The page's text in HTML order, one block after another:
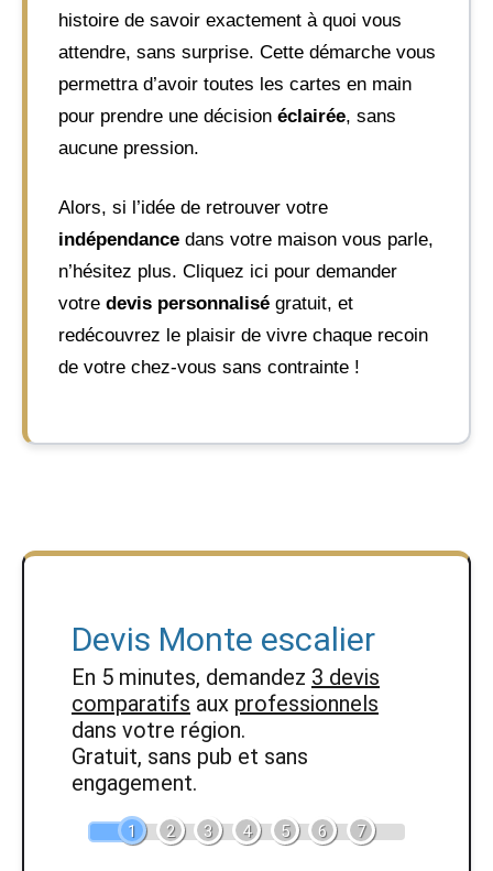
histoire de savoir exactement à quoi vous
attendre, sans surprise. Cette démarche vous
permettra d’avoir toutes les cartes en main
pour prendre une décision éclairée, sans
aucune pression.
Alors, si l’idée de retrouver votre
indépendance dans votre maison vous parle,
n’hésitez plus. Cliquez ici pour demander
votre devis personnalisé gratuit, et
redécouvrez le plaisir de vivre chaque recoin
de votre chez-vous sans contrainte !
Devis Monte escalier
En 5 minutes, demandez 3 devis
comparatifs aux professionnels
dans votre région.
Gratuit, sans pub et sans
engagement.
1 2 3 4 5 6 7